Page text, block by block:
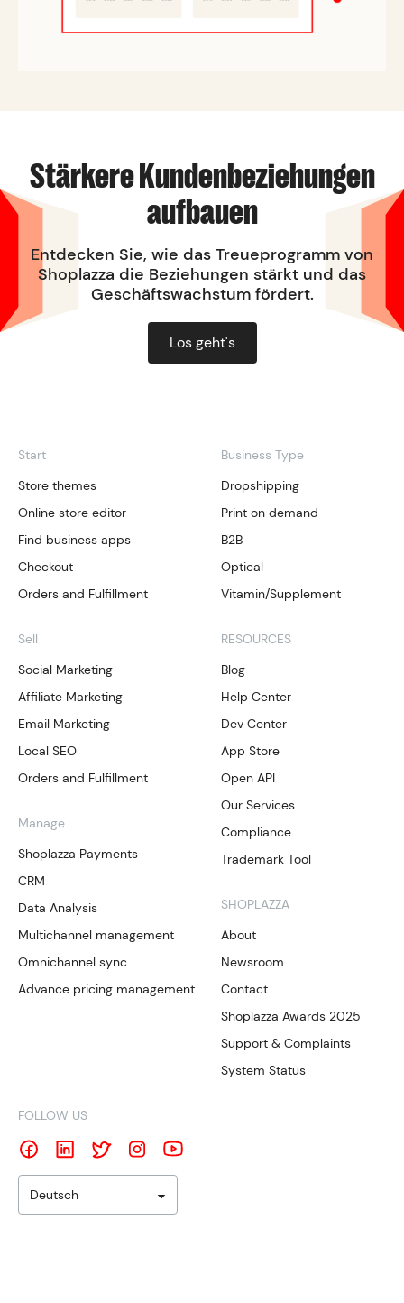
Stärkere Kundenbeziehungen
aufbauen
Entdecken Sie, wie das Treueprogramm von
Shoplazza die Beziehungen stärkt und das
Geschäftswachstum fördert.
Los geht's
Start
Store themes
Online store editor
Find business apps
Checkout
Orders and Fulfillment
Sell
Social Marketing
Affiliate Marketing
Email Marketing
Local SEO
Orders and Fulfillment
Manage
Shoplazza Payments
CRM
Data Analysis
Multichannel management
Omnichannel sync
Advance pricing management
Business Type
Dropshipping
Print on demand
B2B
Optical
Vitamin/Supplement
RESOURCES
Blog
Help Center
Dev Center
App Store
Open API
Our Services
Compliance
Trademark Tool
SHOPLAZZA
About
Newsroom
Contact
Shoplazza Awards 2025
Support & Complaints
System Status
FOLLOW US
Deutsch